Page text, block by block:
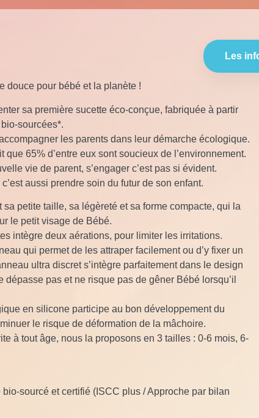
Les
douce pour bébé et la planète !
sa première sucette éco-conçue, fabriquée à partir
sourcées*.
les parents dans leur démarche écologique.
que 65% d’entre eux sont soucieux de l’environnement.
vie de parent, s’engager c’est pas si évident.
aussi prendre soin du futur de son enfant.
sa petite taille, sa légèreté et sa forme compacte, qui la
le petit visage de Bébé.
intègre deux aérations, pour limiter les irritations.
qui permet de les attraper facilement ou d’y fixer un
ultra discret s’intègre parfaitement dans le design
dépasse pas et ne risque pas de gêner Bébé lorsqu’il
en silicone participe au bon développement du
le risque de déformation de la mâchoire.
à tout âge, nous la proposons en 3 tailles : 0-6 mois, 6-
sourcé et certifié (ISCC plus / Approche par bilan